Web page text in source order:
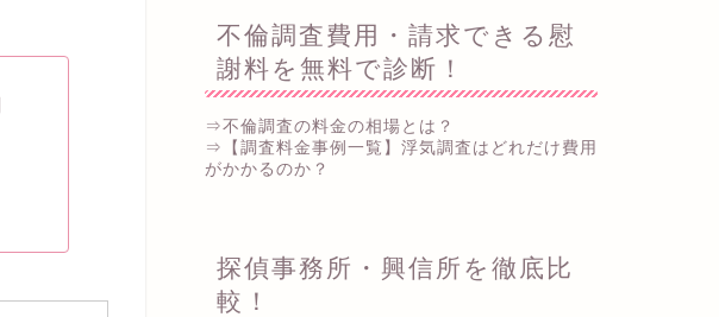
不倫調査費用・請求できる慰
謝料を無料で診断！
⇒不倫調査の料金の相場とは？
⇒【調査料金事例一覧】浮気調査はどれだけ費用
がかかるのか？
探偵事務所・興信所を徹底比
較！